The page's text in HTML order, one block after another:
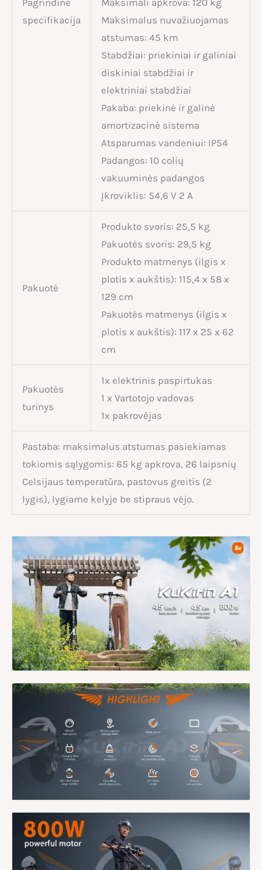
Pagrindinė
specifikacija
Maksimali apkrova: 120 kg
Maksimalus nuvažiuojamas
atstumas: 45 km
Stabdžiai: priekiniai ir galiniai
diskiniai stabdžiai ir
elektriniai stabdžiai
Pakaba: priekinė ir galinė
amortizacinė sistema
Atsparumas vandeniui: IP54
Padangos: 10 colių
vakuuminės padangos
Įkroviklis: 54,6 V 2 A
Pakuotė
Produkto svoris: 25,5 kg
Pakuotės svoris: 29,5 kg
Produkto matmenys (ilgis x
plotis x aukštis): 115,4 x 58 x
129 cm
Pakuotės matmenys (ilgis x
plotis x aukštis): 117 x 25 x 62
cm
Pakuotės
turinys
1x elektrinis paspirtukas
1 x Vartotojo vadovas
1x pakrovėjas
Pastaba: maksimalus atstumas pasiekiamas
tokiomis sąlygomis: 65 kg apkrova, 26 laipsnių
Celsijaus temperatūra, pastovus greitis (2
lygis), lygiame kelyje be stipraus vėjo.